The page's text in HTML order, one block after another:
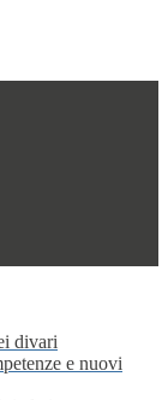
divari
e nuovi